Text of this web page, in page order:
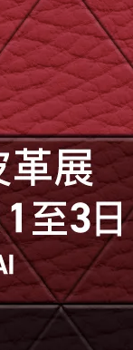
国际皮革展
国际皮革展